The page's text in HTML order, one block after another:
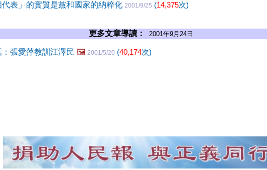
代表」的實質是黨和國家的納粹化 2001/9/25 (14,375次)
更多文章導讀： 2001年9月24日
：張愛萍教訓江澤民 🖼️ 2001/5/20 (40,174次)